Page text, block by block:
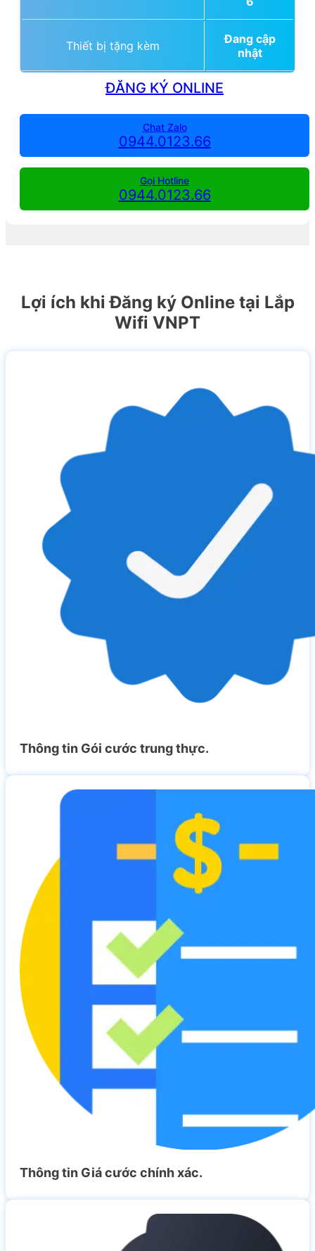
Thiết bị tặng kèm
Đang cập
nhật
ĐĂNG KÝ ONLINE
Chat Zalo
0944.0123.66
Gọi Hotline
0944.0123.66
Lợi ích khi Đăng ký Online tại Lắp
Wifi VNPT
Thông tin Gói cước trung thực.
Thông tin Giá cước chính xác.